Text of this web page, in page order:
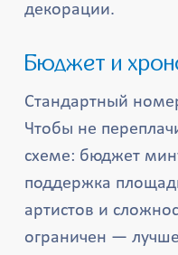
декорации.
Бюджет и
Стандартный
Чтобы не
схеме: бюджет
поддержка
артистов и
ограничен —